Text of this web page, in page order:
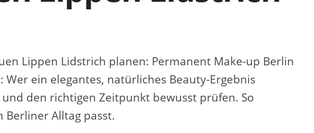
Lippen Lidstrich planen: Permanent Make-up Berlin
ein elegantes, natürliches Beauty-Ergebnis
den richtigen Zeitpunkt bewusst prüfen. So
Berliner Alltag passt.